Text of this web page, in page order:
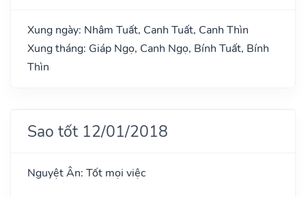
Xung ngày: Nhâm Tuất, Canh Tuất, Canh Thìn
Xung tháng: Giáp Ngọ, Canh Ngọ, Bính Tuất, Bính
Thìn
Sao tốt 12/01/2018
Nguyệt Ân: Tốt mọi việc